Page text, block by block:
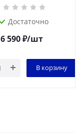
Достаточно
6 590₽/шт
В корзину